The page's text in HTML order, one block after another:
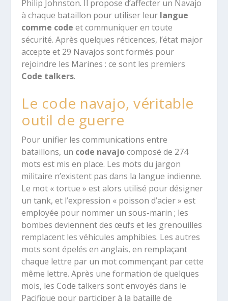
Philip Johnston. Il propose d’affecter un Navajo
à chaque bataillon pour utiliser leur langue
comme code et communiquer en toute
sécurité. Après quelques réticences, l’état major
accepte et 29 Navajos sont formés pour
rejoindre les Marines : ce sont les premiers
Code talkers.
Le code navajo, véritable
outil de guerre
Pour unifier les communications entre
bataillons, un code navajocomposé de 274
mots est mis en place. Les mots du jargon
militaire n’existent pas dans la langue indienne.
Le mot « tortue » est alors utilisé pour désigner
un tank, et l’expression « poisson d’acier » est
employée pour nommer un sous-marin ; les
bombes deviennent des œufs et les grenouilles
remplacent les véhicules amphibies. Les autres
mots sont épelés en anglais, en remplaçant
chaque lettre par un mot commençant par cette
même lettre. Après une formation de quelques
mois, les Code talkers sont envoyés dans le
Pacifique pour participer à la bataille de